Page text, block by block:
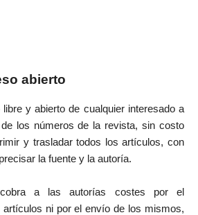
abierto
y abierto de cualquier interesado a
los números de la revista, sin costo
y trasladar todos los artículos, con
la fuente y la autoría.
a las autorías costes por el
artículos ni por el envío de los mismos,